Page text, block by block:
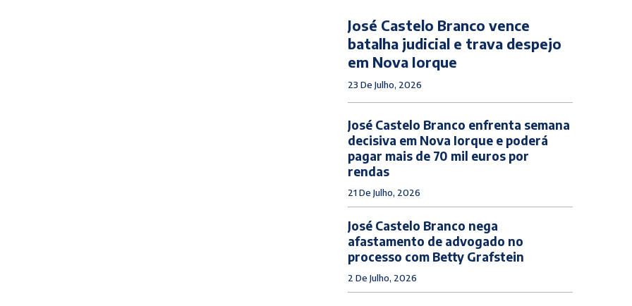
José Castelo Branco vence
batalha judicial e trava despejo
em Nova Iorque
23 De Julho, 2026
José Castelo Branco enfrenta semana
decisiva em Nova Iorque e poderá
pagar mais de 70 mil euros por
rendas
21 De Julho, 2026
José Castelo Branco nega
afastamento de advogado no
processo com Betty Grafstein
2 De Julho, 2026